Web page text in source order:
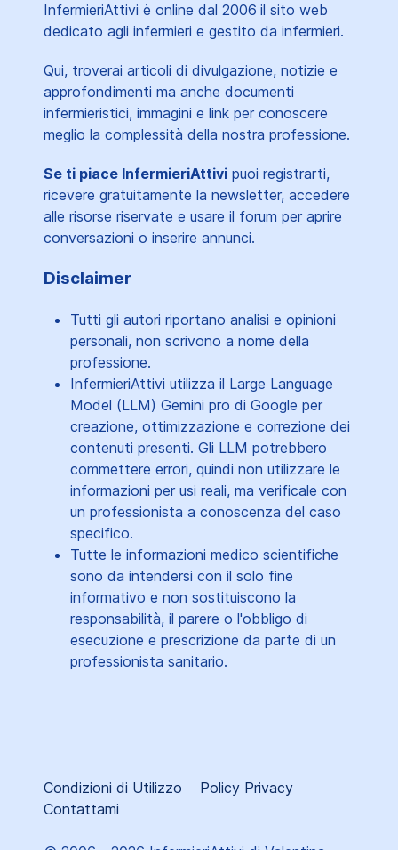
InfermieriAttivi è online dal 2006 il sito web
dedicato agli infermieri e gestito da infermieri.
Qui, troverai articoli di divulgazione, notizie e
approfondimenti ma anche documenti
infermieristici, immagini e link per conoscere
meglio la complessità della nostra professione.
Se ti piace InfermieriAttivi puoi registrarti,
ricevere gratuitamente la newsletter, accedere
alle risorse riservate e usare il forum per aprire
conversazioni o inserire annunci.
Disclaimer
Tutti gli autori riportano analisi e opinioni
personali, non scrivono a nome della
professione.
InfermieriAttivi utilizza il Large Language
Model (LLM) Gemini pro di Google per
creazione, ottimizzazione e correzione dei
contenuti presenti. Gli LLM potrebbero
commettere errori, quindi non utilizzare le
informazioni per usi reali, ma verificale con
un professionista a conoscenza del caso
specifico.
Tutte le informazioni medico scientifiche
sono da intendersi con il solo fine
informativo e non sostituiscono la
responsabilità, il parere o l'obbligo di
esecuzione e prescrizione da parte di un
professionista sanitario.
Condizioni di Utilizzo
Policy Privacy
Contattami